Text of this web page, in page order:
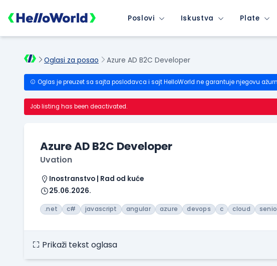
Poslovi Iskustva Plate
Oglasi za posao Azure AD B2C Developer
Oglas je preuzet sa sajta poslodavca i sajt HelloWorld ne garantuje njegovu
Job listing has been deactivated.
Azure AD B2C Developer
Uvation
Inostranstvo | Rad od kuće
25.06.2026.
.net c# javascript angular azure devops c cloud
Prikaži tekst oglasa